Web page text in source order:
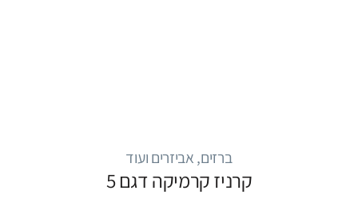
ברזים, אביזרים ועוד
קרניז קרמיקה דגם 5